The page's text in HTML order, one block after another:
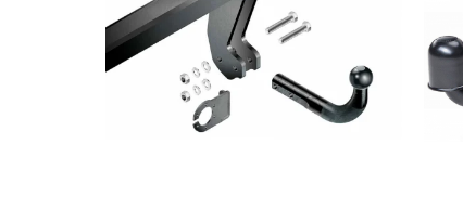
Covorase auto Renault
Covorase auto Saab
Covorase auto Seat